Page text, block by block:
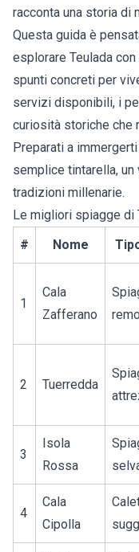
racconta una storia di
Questa guida è
esplorare Teulada con
spunti concreti per
servizi disponibili, i
curiosità storiche che
Preparati a
semplice tintarella,
tradizioni millenarie.
Le migliori spiagge di
#
Nome
1
Cala
Zafferano
2 Tuerredda
3
Isola
Rossa
4
Cala
Cipolla